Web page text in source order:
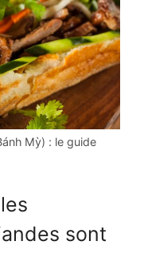
Mỳ) : le guide
sont